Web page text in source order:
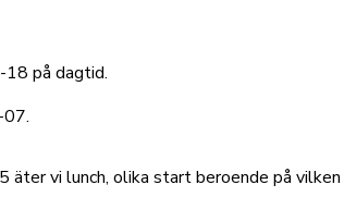
18 på dagtid.
vi lunch, olika start beroende på